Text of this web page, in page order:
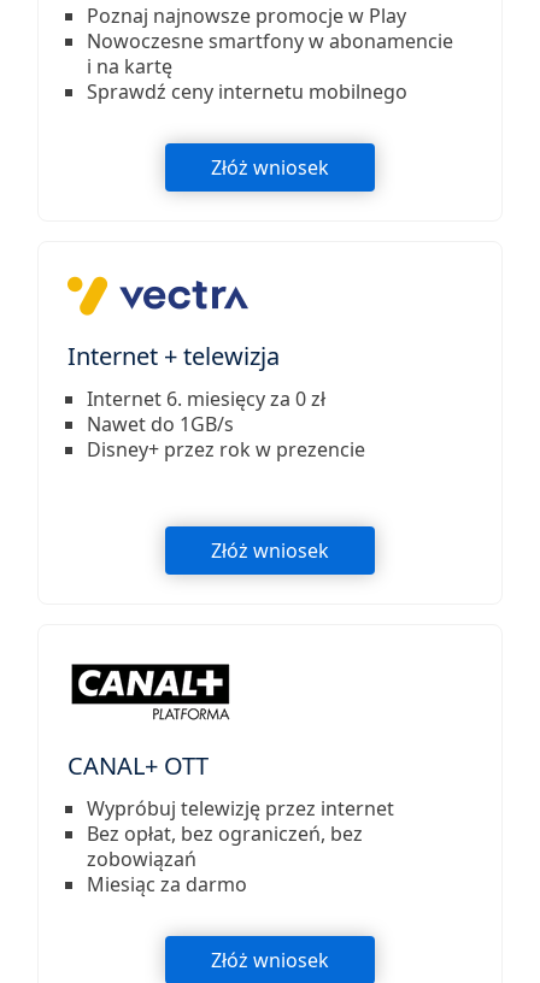
Poznaj najnowsze promocje w Play
Nowoczesne smartfony w abonamencie
i na kartę
Sprawdź ceny internetu mobilnego
Złóż wniosek
Internet + telewizja
Internet 6. miesięcy za 0 zł
Nawet do 1GB/s
Disney+ przez rok w prezencie
Złóż wniosek
CANAL+ OTT
Wypróbuj telewizję przez internet
Bez opłat, bez ograniczeń, bez
zobowiązań
Miesiąc za darmo
Złóż wniosek